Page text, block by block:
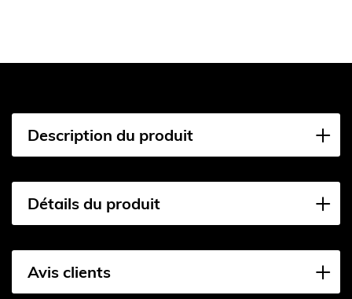
Description du produit
Détails du produit
Avis clients